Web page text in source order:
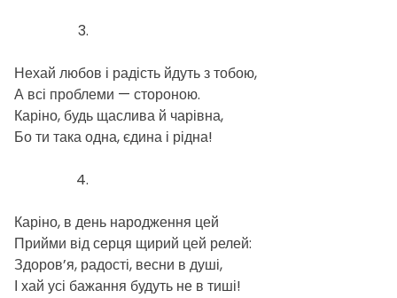
Нехай любов і радість йдуть з тобою,
А всі проблеми — стороною.
Каріно, будь щаслива й чарівна,
Бо ти така одна, єдина і рідна!
Каріно, в день народження цей
Прийми від серця щирий цей релей:
Здоров’я, радості, весни в душі,
І хай усі бажання будуть не в тиші!